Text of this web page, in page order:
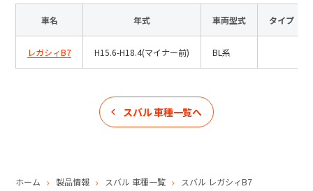
全て
車名 年式 車両型式 タイプ
レガシィB7 H15.6-H18.4(マイナー前) BL系
スバル車種一覧へ
ホーム 製品情報 スバル 車種一覧 スバル レガシィB7